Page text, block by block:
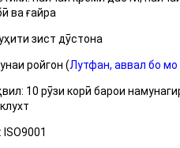
ва ғайра
зист дӯстона
ройгон (Лутфан, аввал бо
10 рӯзи корӣ барои